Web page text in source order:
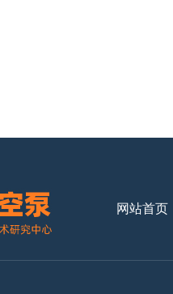
网站首页